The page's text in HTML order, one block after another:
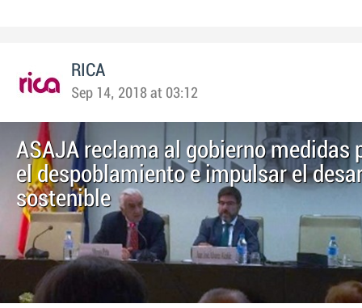
RICA
Sep 14, 2018 at 03:12
ASAJA reclama al gobierno medidas
el despoblamiento e impulsar el
sostenible